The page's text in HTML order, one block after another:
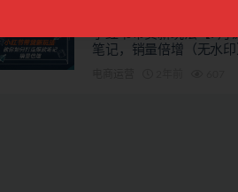
小红书带货新玩法【9
笔记，销量倍增（无水印